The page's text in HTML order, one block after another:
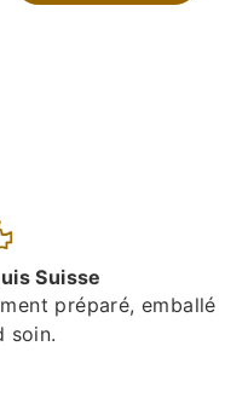
Suisse
préparé, emballé
soin.